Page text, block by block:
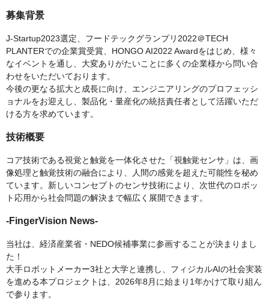
募集背景
J-Startup2023選定、フードテックグランプリ2022＠TECH
PLANTERでの企業賞受賞、HONGO AI2022 Awardをはじめ、様々
なイベントを通し、大変ありがたいことに多くの企業様から問い合
わせをいただいております。
今後の更なる拡大と成長に向け、エンジニアリングのプロフェッシ
ョナルをお迎えし、製品化・量産化の統括責任者として活躍いただ
ける方を求めています。
技術概要
コア技術である視覚と触覚を一体化させた「視触覚センサ」は、画
像処理と触覚技術の融合により、人間の感覚を超えた可能性を秘め
ています。新しいコンセプトのセンサ技術により、次世代のロボッ
ト応用から社会問題の解決まで幅広く展開できます。
-FingerVision News-
当社は、経済産業省・NEDO候補事業に参画することが決まりまし
た！
大手ロボットメーカー3社と大学と連携し、フィジカルAIの社会実装
を進める本プロジェクトは、2026年8月に始まり1年かけて取り組ん
で参ります。